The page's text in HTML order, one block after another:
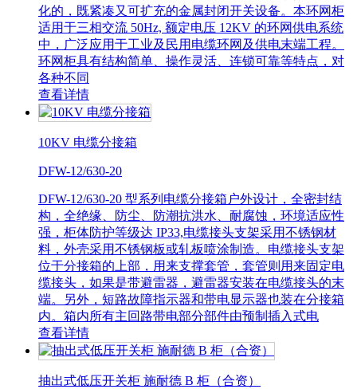
化的，既紧凑又可扩充的金属封闭开关设备。本环网柜
适用于三相交流 50Hz, 额定电压 12KV 的环网供电系统
中，广泛应用于工业及民用电缆环网及供电末端工程。
环网柜具有结构简单、操作灵活、连锁可靠等特点，对
各种不同
查看详情
10KV 电缆分接箱
DFW-12/630-20
DFW-12/630-20 型系列电缆分接箱户外设计，全密封结
构，全绝缘、防尘、防潮抗洪水、耐腐蚀，环境适应性
强，柜体防护等级达 IP33,电缆接头支架采用不锈钢材
料，外壳采用不锈钢板或轧板喷涂制造。电缆接头支架
位于分接箱的上部，用来支撑套管，套管则用来固定电
缆接头，如果是带避雷器，避雷器安装在电缆接头的末
端。另外，短路故障指示器和带电显示器也装在分接箱
内。箱内所有主回路带电部分部件由预制插入式电
查看详情
抽出式低压开关柜 施耐德 B 柜（合资）